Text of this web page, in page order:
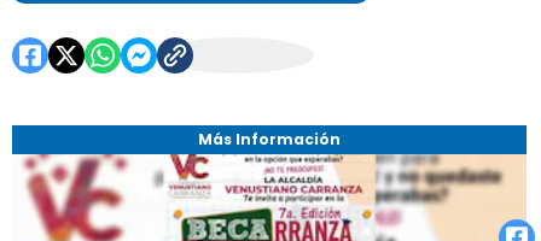
Más Información